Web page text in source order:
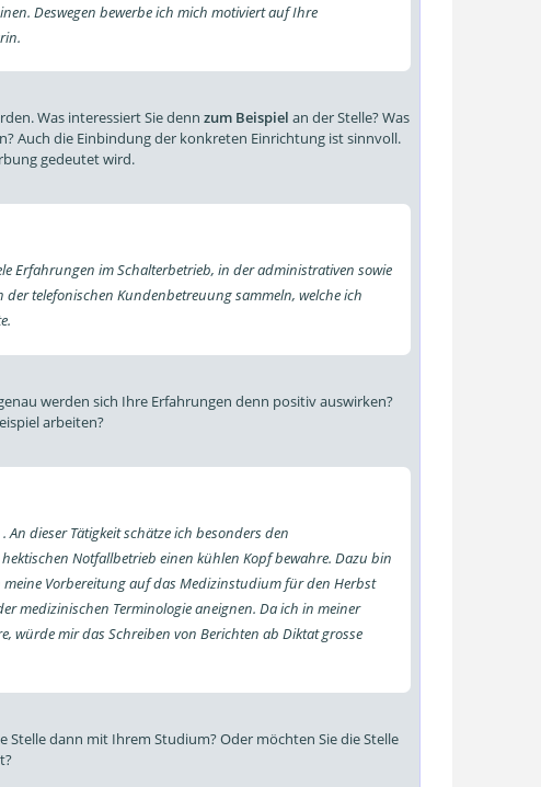
Deswegen bewerbe ich mich motiviert auf Ihre
Was interessiert Sie dennzum Beispiel an der Stelle? Was
Auch die Einbindung der konkreten Einrichtung ist sinnvoll.
gedeutet wird.
Erfahrungen im Schalterbetrieb, in der administrativen sowie
telefonischen Kundenbetreuung sammeln, welche ich
werden sich Ihre Erfahrungen denn positiv auswirken?
arbeiten?
An dieser Tätigkeit schätze ich besonders den
Notfallbetrieb einen kühlen Kopf bewahre. Dazu bin
Vorbereitung auf das Medizinstudium für den Herbst
medizinischen Terminologie aneignen. Da ich in meiner
würde mir das Schreiben von Berichten ab Diktat grosse
Stelle dann mit Ihrem Studium? Oder möchten Sie die Stelle